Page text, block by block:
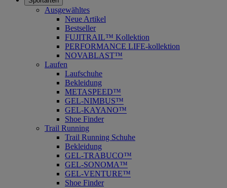
Ausgewähltes
Neue Artikel
Bestseller
FUJITRAIL™ Kollektion
PERFORMANCE LIFE-kollektion
NOVABLAST™
Laufen
Laufschuhe
Bekleidung
METASPEED™
GEL-NIMBUS™
GEL-KAYANO™
Shoe Finder
Trail Running
Trail Running Schuhe
Bekleidung
GEL-TRABUCO™
GEL-SONOMA™
GEL-VENTURE™
Shoe Finder